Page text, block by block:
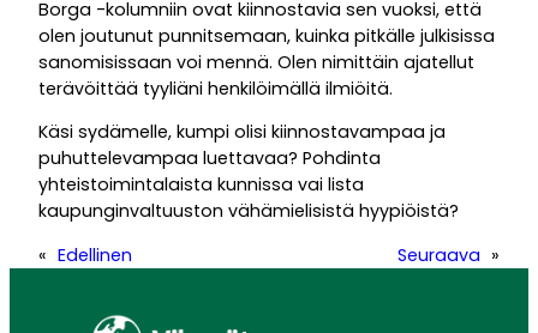
Borga -kolumniin ovat kiinnostavia sen vuoksi, että
olen joutunut punnitsemaan, kuinka pitkälle julkisissa
sanomisissaan voi mennä. Olen nimittäin ajatellut
terävöittää tyyliäni henkilöimällä ilmiöitä.
Käsi sydämelle, kumpi olisi kiinnostavampaa ja
puhuttelevampaa luettavaa? Pohdinta
yhteistoimintalaista kunnissa vai lista
kaupunginvaltuuston vähämielisistä hyypiöistä?
« Edellinen Seuraava »